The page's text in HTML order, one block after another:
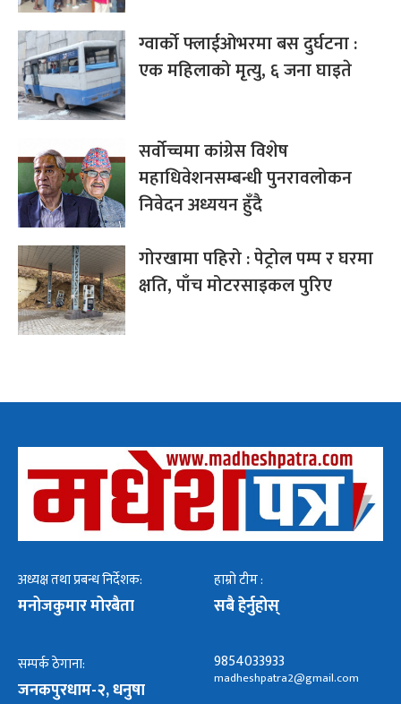
ग्वार्को फ्लाईओभरमा बस दुर्घटना :
एक महिलाको मृत्यु, ६ जना घाइते
सर्वोच्चमा कांग्रेस विशेष
महाधिवेशनसम्बन्धी पुनरावलोकन
निवेदन अध्ययन हुँदै
गोरखामा पहिरो : पेट्रोल पम्प र घरमा
क्षति, पाँच मोटरसाइकल पुरिए
अध्यक्ष तथा प्रबन्ध निर्देशक:
मनोजकुमार मोरबैता
हाम्रो टीम :
सबै हेर्नुहोस्
सम्पर्क ठेगाना:
जनकपुरधाम-२, धनुषा
9854033933
madheshpatra2@gmail.com